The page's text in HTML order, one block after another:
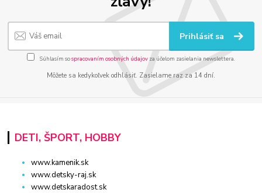
Prihlásiť sa
Súhlasím sospracovaním osobných údajov za účelom zasielania newslettera.
Môžete sa kedykoľvek odhlásiť. Zasielame raz za 14 dní.
DETI, ŠPORT, HOBBY
www.kamenik.sk
www.detsky-raj.sk
www.detskaradost.sk